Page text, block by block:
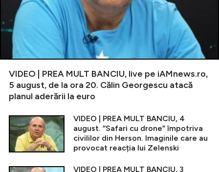
VIDEO | PREA MULT BANCIU, live pe iAMnews.ro,
5 august, de la ora 20. Călin Georgescu atacă
planul aderării la euro
VIDEO | PREA MULT BANCIU, 4
august. ”Safari cu drone” împotriva
civililor din Herson. Imaginile care au
provocat reacția lui Zelenski
VIDEO | PREA MULT BANCIU, 3